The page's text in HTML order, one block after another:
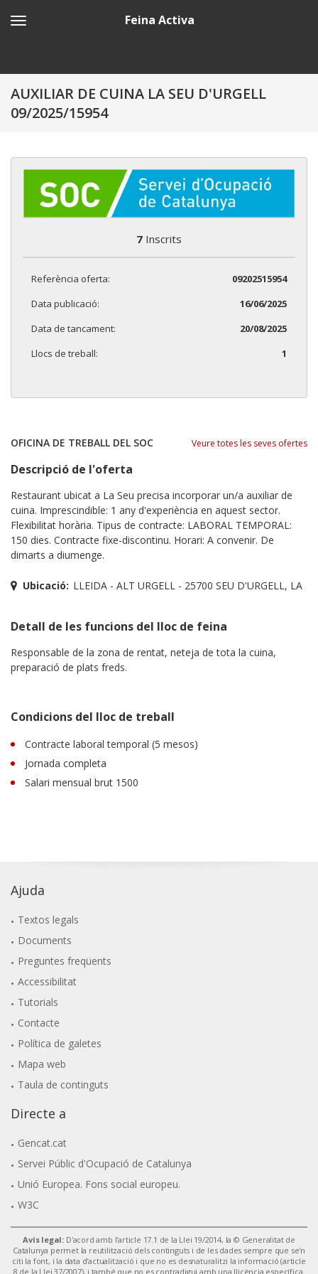
Feina Activa
AUXILIAR DE CUINA LA SEU D'URGELL
09/2025/15954
7 Inscrits
Referència oferta:
09202515954
Data publicació:
16/06/2025
Data de tancament:
20/08/2025
Llocs de treball:
1
OFICINA DE TREBALL DEL SOC Veure totes les seves ofertes
Descripció de l'oferta
Restaurant ubicat a La Seu precisa incorporar un/a auxiliar de
cuina. Imprescindible: 1 any d'experiència en aquest sector.
Flexibilitat horària. Tipus de contracte: LABORAL TEMPORAL:
150 dies. Contracte fixe-discontinu. Horari: A convenir. De
dimarts a diumenge.
Ubicació: LLEIDA - ALT URGELL - 25700 SEU D'URGELL, LA
Detall de les funcions del lloc de feina
Responsable de la zona de rentat, neteja de tota la cuina,
preparació de plats freds.
Condicions del lloc de treball
Contracte laboral temporal (5 mesos)
Jornada completa
Salari mensual brut 1500
Ajuda
Textos legals
Documents
Preguntes freqüents
Accessibilitat
Tutorials
Contacte
Política de galetes
Mapa web
Taula de continguts
Directe a
Gencat.cat
Servei Públic d'Ocupació de Catalunya
Unió Europea. Fons social europeu.
W3C
Avís legal: D'acord amb l'article 17.1 de la Llei 19/2014, la © Generalitat de
Catalunya permet la reutilització dels continguts i de les dades sempre que se'n
citi la font, i la data d'actualització i que no es desnaturalitzi la informació (article
8 de la Llei 37/2007), i també que no es contradigui amb una llicència específica.